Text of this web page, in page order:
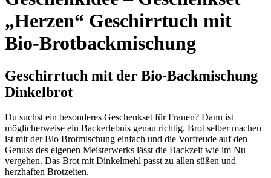
„Herzen“ Geschirrtuch mit
Bio-Brotbackmischung
Geschirrtuch mit der Bio-Backmischung
Dinkelbrot
Du suchst ein besonderes Geschenkset für Frauen? Dann ist
möglicherweise ein Backerlebnis genau richtig. Brot selber machen
ist mit der Bio Brotmischung einfach und die Vorfreude auf den
Genuss des eigenen Meisterwerks lässt die Backzeit wie im Nu
vergehen. Das Brot mit Dinkelmehl passt zu allen süßen und
herzhaften Brotzeiten.